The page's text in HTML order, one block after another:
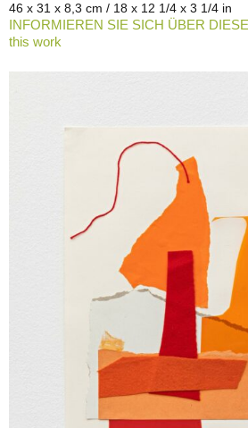
46 x 31 x 8,3 cm / 18 x 12 1/4 x 3 1/4 in
INFORMIEREN SIE SICH ÜBER
this work